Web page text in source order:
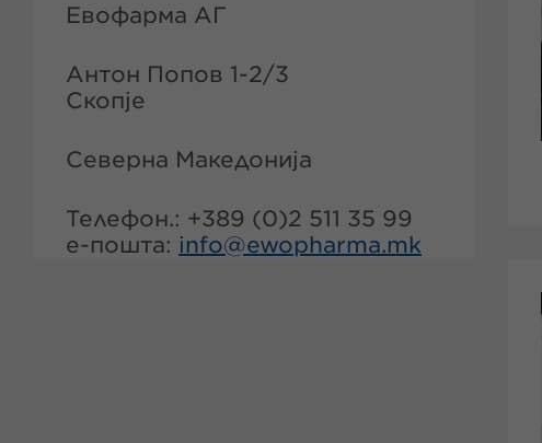
Евофарма АГ
Антон Попов 1-2/3
Скопје
Северна Македонија
Телефон.: +389 (0)2 511 35 99
е-пошта: info@ewopharma.mk